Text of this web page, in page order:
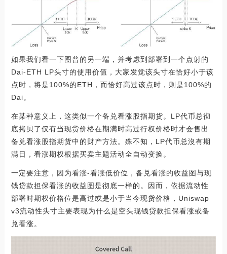
如果我们看一下图普的另一端，并考虑到部署到一个点射的
Dai-ETH LP头寸的使用价值，大家发觉该头寸在恰好小于该
点时，将是100%的ETH，而恰好高过该点时，则是100%的
Dai。
在某种意义上，这类似一个备兑看涨股指期货。LP代币总彻
底拷贝了仅有当现货价格在期满时高过行权价格时才会售出
备兑看涨股指期货中的财产方法。殊不知，LP代币总沒有期
满日，看涨期权根据买卖主题活动全自动变换。
一定要注意，因为看涨-看涨低价位，备兑看涨的收益图与现
钱贷款担保看涨的收益图是彻底一样的。因而，依据流动性
部署时期权价格位是高过或是小于当今现货价格，Uniswap
v3流动性头寸主要表现为什么是空头现钱贷款担保看涨或备
兑看涨。